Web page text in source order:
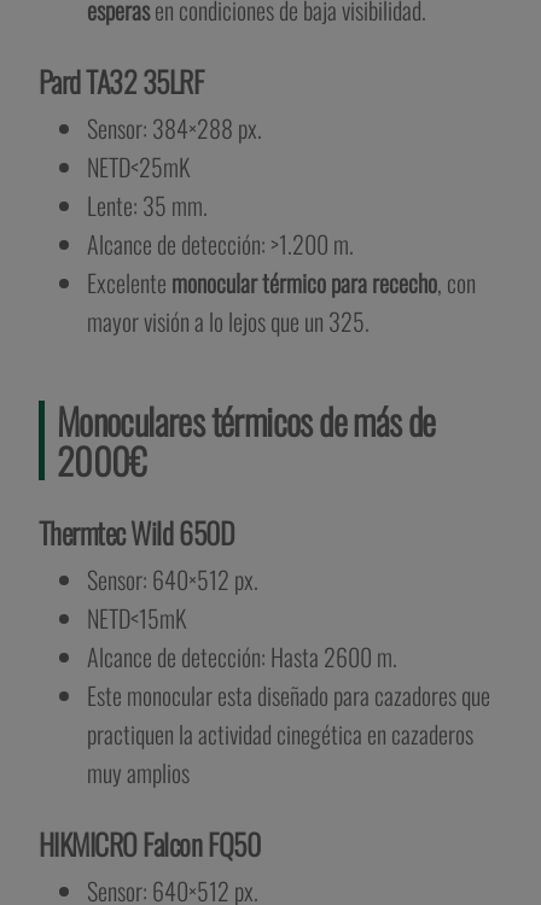
esperasen condiciones de baja visibilidad.
Pard TA32 35LRF
Sensor: 384×288 px.
NETD<25mK
Lente: 35 mm.
Alcance de detección: >1.200 m.
Excelente monocular térmico para rececho, con
mayor visión a lo lejos que un 325.
Monoculares térmicos de más de
2000€
Thermtec Wild 650D
Sensor: 640×512 px.
NETD<15mK
Alcance de detección: Hasta 2600 m.
Este monocular esta diseñado para cazadores que
practiquen la actividad cinegética en cazaderos
muy amplios
HIKMICRO Falcon FQ50
Sensor: 640×512 px.